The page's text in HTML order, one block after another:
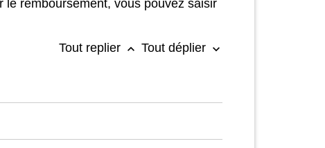
remboursement, vous pouvez saisir
Tout replier keyboard_arrow_up Tout déplier keyboard_arrow_down